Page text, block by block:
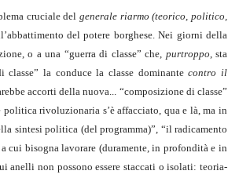
cruciale delgenerale riarmo (teorico, politico,
del potere borghese. Nei giorni della
o a una “guerra di classe” che, purtroppo , sta
la conduce la classe dominantecontro il
accorti della nuova... “composizione di classe”
rivoluzionaria s’è affacciato, qua e là, ma in
sintesi politica (del programma)”, “il radicamento
cui bisogna lavorare (duramente, in profondità e in
anelli non possono essere staccati o isolati: teoria-